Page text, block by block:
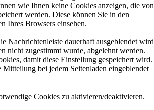
wie Ihnen keine Cookies anzeigen, die von
werden. Diese können Sie in den
Ihres Browsers einsehen.
Nachrichtenleiste dauerhaft ausgeblendet wird
nicht zugestimmt wurde, abgelehnt werden.
damit diese Einstellung gespeichert wird.
bei jedem Seitenladen eingeblendet
Cookies zu aktivieren/deaktivieren.